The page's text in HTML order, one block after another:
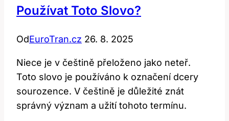
Používat Toto Slovo?
OdEuroTran.cz 26. 8. 2025
Niece je v češtině přeloženo jako neteř.
Toto slovo je používáno k označení dcery
sourozence. V češtině je důležité znát
správný význam a užití tohoto termínu.